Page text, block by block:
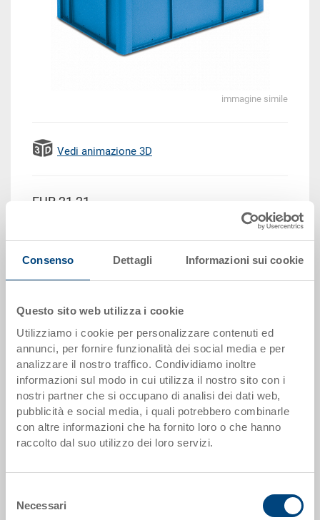
Consenso Dettagli Informazioni sui cookie
Questo sito web utilizza i cookie
Utilizziamo i cookie per personalizzare contenuti ed
annunci, per fornire funzionalità dei social media e per
analizzare il nostro traffico. Condividiamo inoltre
informazioni sul modo in cui utilizza il nostro sito con i
nostri partner che si occupano di analisi dei dati web,
pubblicità e social media, i quali potrebbero combinarle
con altre informazioni che ha fornito loro o che hanno
raccolto dal suo utilizzo dei loro servizi.
delNecessari
immagine simile
Vedi animazione 3D
EUR 21,21
Disponbilità: su richiesta
Il prodotto non può essere ordinato online:Richiedi
offerta
Scaglioni quantità
da 1000 pezzi EUR 21,21
Scaglionamento per quantità secondo le unità di imballo.
Dati articolo
Codice
600 x 400 x 280 mm